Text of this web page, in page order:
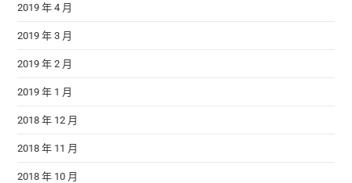
2019 年 4 月
2019 年 3 月
2019 年 2 月
2019 年 1 月
2018 年 12 月
2018 年 11 月
2018 年 10 月